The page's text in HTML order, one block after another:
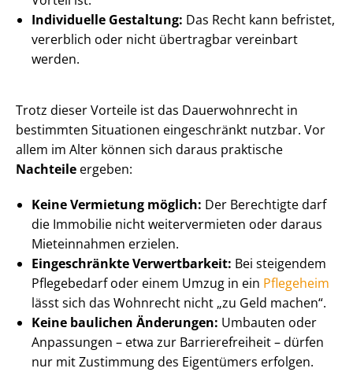
Individuelle Gestaltung: Das Recht kann befristet,
vererblich oder nicht übertragbar vereinbart
werden.
Trotz dieser Vorteile ist das Dauerwohnrecht in
bestimmten Situationen eingeschränkt nutzbar. Vor
allem im Alter können sich daraus praktische
Nachteile ergeben:
Keine Vermietung möglich: Der Berechtigte darf
die Immobilie nicht weitervermieten oder daraus
Mieteinnahmen erzielen.
Eingeschränkte Verwertbarkeit: Bei steigendem
Pflegebedarf oder einem Umzug in ein Pflegeheim
lässt sich das Wohnrecht nicht „zu Geld machen“.
Keine baulichen Änderungen: Umbauten oder
Anpassungen – etwa zur Bar­rie­re­frei­heit – dürfen
nur mit Zustimmung des Eigentümers erfolgen.